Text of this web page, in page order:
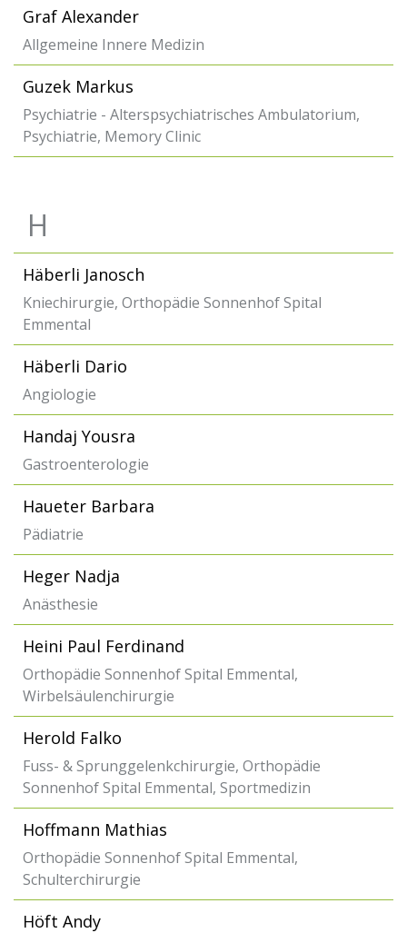
Graf Alexander
Allgemeine Innere Medizin
Guzek Markus
Psychiatrie - Alterspsychiatrisches Ambulatorium,
Psychiatrie, Memory Clinic
H
Häberli Janosch
Kniechirurgie, Orthopädie Sonnenhof Spital
Emmental
Häberli Dario
Angiologie
Handaj Yousra
Gastroenterologie
Haueter Barbara
Pädiatrie
Heger Nadja
Anästhesie
Heini Paul Ferdinand
Orthopädie Sonnenhof Spital Emmental,
Wirbelsäulenchirurgie
Herold Falko
Fuss- & Sprunggelenkchirurgie, Orthopädie
Sonnenhof Spital Emmental, Sportmedizin
Hoffmann Mathias
Orthopädie Sonnenhof Spital Emmental,
Schulterchirurgie
Höft Andy